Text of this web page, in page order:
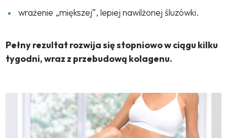
wrażenie „miększej”, lepiej nawilżonej śluzówki.
Pełny rezultat rozwija się stopniowo w ciągu kilku
tygodni, wraz z przebudową kolagenu.